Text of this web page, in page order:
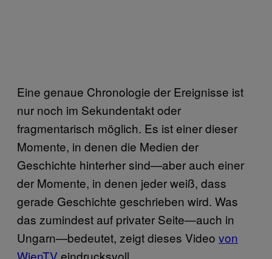
Eine genaue Chronologie der Ereignisse ist
nur noch im Sekundentakt oder
fragmentarisch möglich. Es ist einer dieser
Momente, in denen die Medien der
Geschichte hinterher sind—aber auch einer
der Momente, in denen jeder weiß, dass
gerade Geschichte geschrieben wird. Was
das zumindest auf privater Seite—auch in
Ungarn—bedeutet, zeigt dieses Video von
WienTV eindrucksvoll.